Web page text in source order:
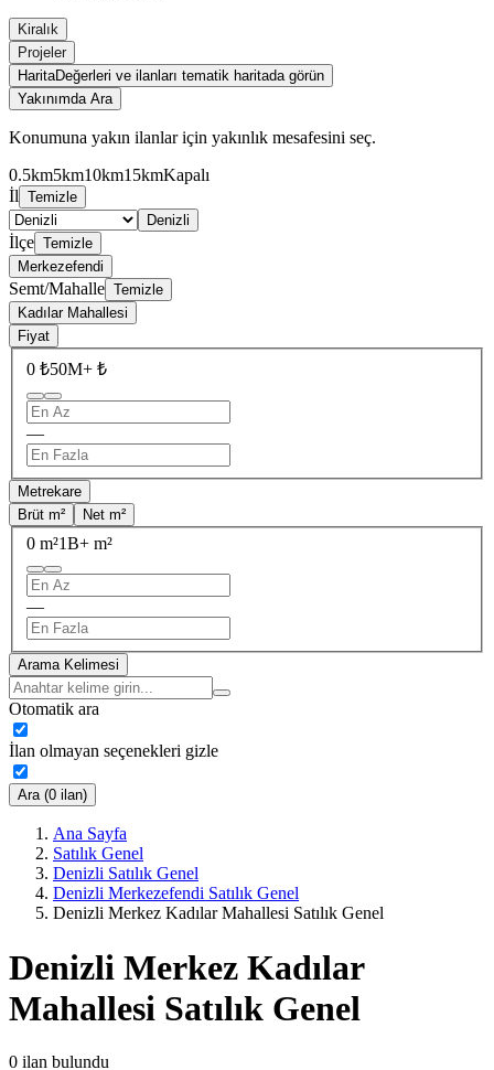
Kiralık
Projeler
HaritaDeğerleri ve ilanları tematik haritada görün
Yakınımda Ara
Konumuna yakın ilanlar için yakınlık mesafesini seç.
0.5km5km10km15kmKapalı
İl Temizle
Denizli
İlçe Temizle
Merkezefendi
Semt/Mahalle Temizle
Kadılar Mahallesi
Fiyat
0 ₺50M+ ₺
—
Metrekare
Brüt m²
Net m²
0 m²1B+ m²
—
Arama Kelimesi
Otomatik ara
İlan olmayan seçenekleri gizle
Ara (0 ilan)
Ana Sayfa
Satılık Genel
Denizli Satılık Genel
Denizli Merkezefendi Satılık Genel
Denizli Merkez Kadılar Mahallesi Satılık Genel
Denizli Merkez Kadılar
Mahallesi Satılık Genel
0 ilan bulundu